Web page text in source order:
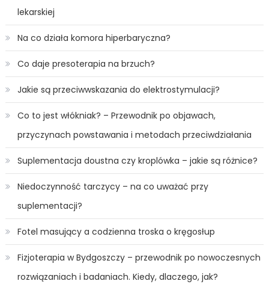
lekarskiej
Na co działa komora hiperbaryczna?
Co daje presoterapia na brzuch?
Jakie są przeciwwskazania do elektrostymulacji?
Co to jest włókniak? – Przewodnik po objawach,
przyczynach powstawania i metodach przeciwdziałania
Suplementacja doustna czy kroplówka – jakie są różnice?
Niedoczynność tarczycy – na co uważać przy
suplementacji?
Fotel masujący a codzienna troska o kręgosłup
Fizjoterapia w Bydgoszczy – przewodnik po nowoczesnych
rozwiązaniach i badaniach. Kiedy, dlaczego, jak?